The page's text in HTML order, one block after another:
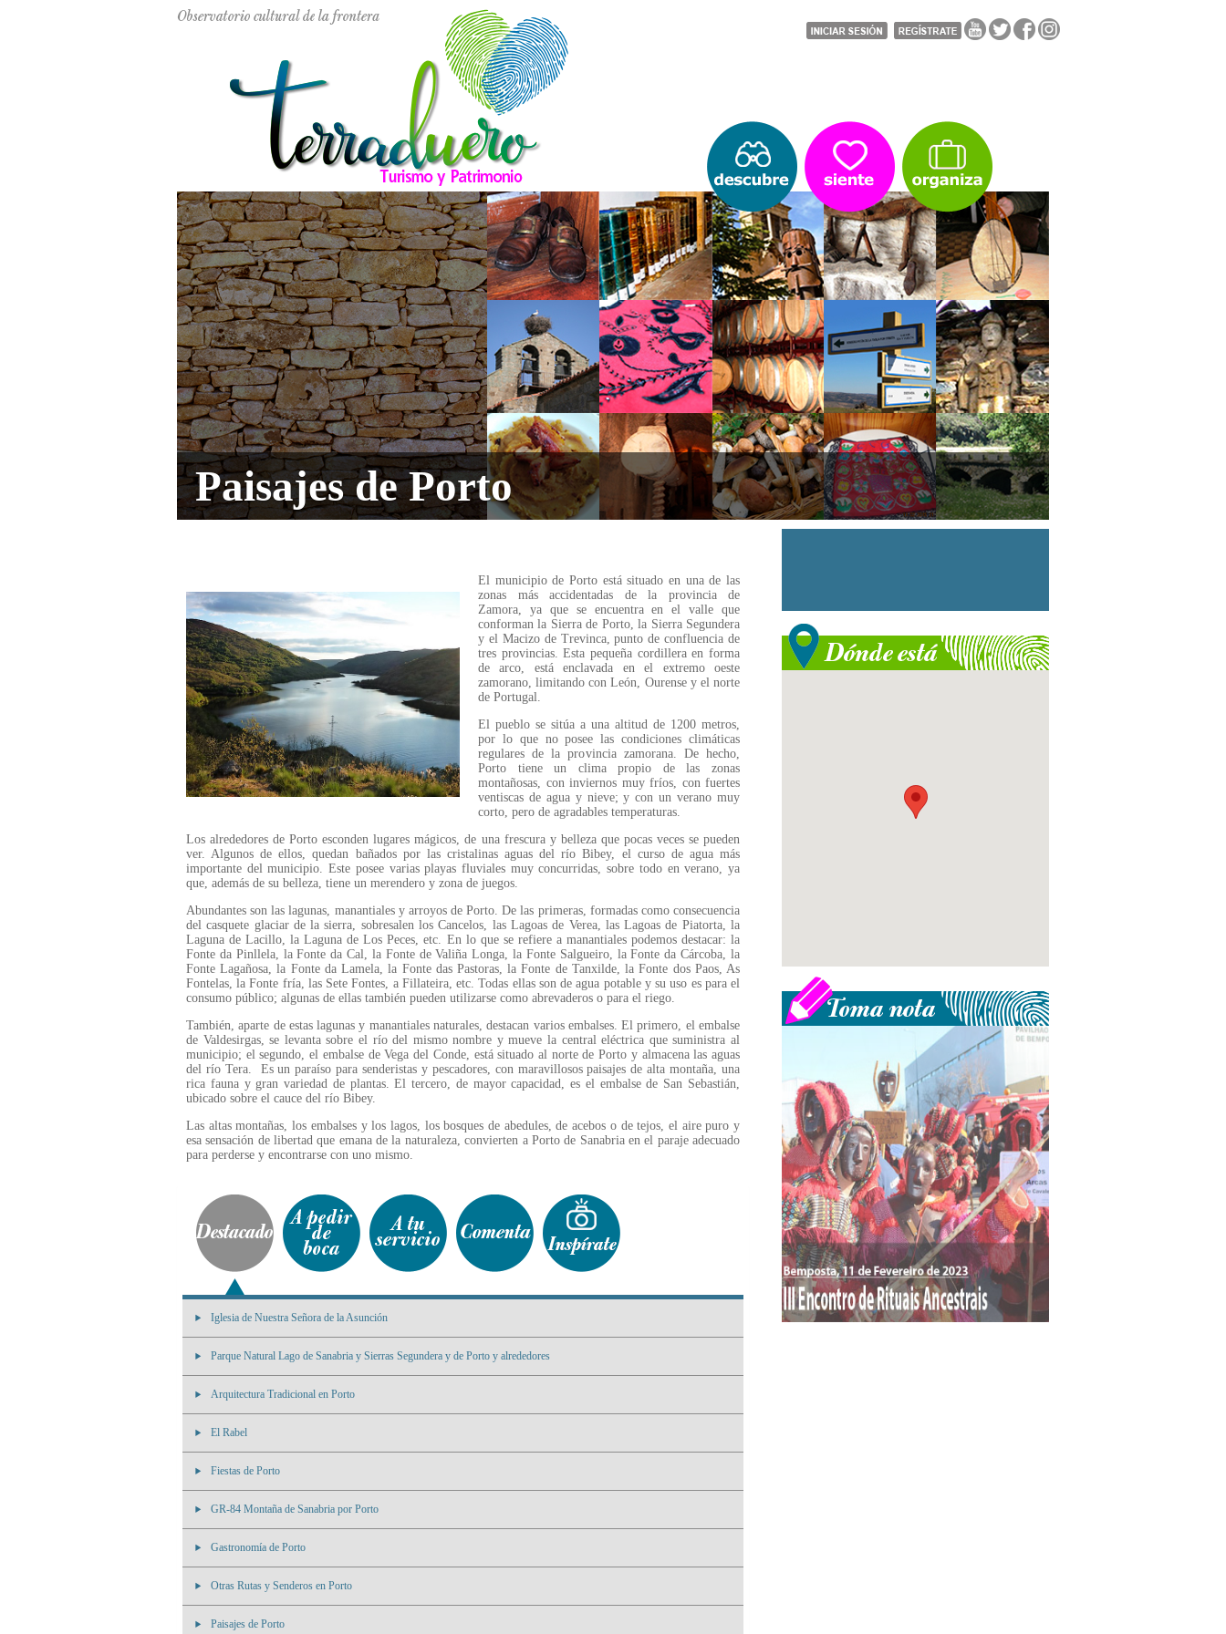
Paisajes de Porto
El municipio de Porto está situado en una de las
zonas más accidentadas de la provincia de
Zamora, ya que se encuentra en el valle que
conforman la Sierra de Porto, la Sierra Segundera
y el Macizo de Trevinca, punto de confluencia de
tres provincias. Esta pequeña cordillera en forma
de arco, está enclavada en el extremo oeste
zamorano, limitando con León, Ourense y el norte
de Portugal.
El pueblo se sitúa a una altitud de 1200 metros,
por lo que no posee las condiciones climáticas
regulares de la provincia zamorana. De hecho,
Porto tiene un clima propio de las zonas
montañosas, con inviernos muy fríos, con fuertes
ventiscas de agua y nieve; y con un verano muy
corto, pero de agradables temperaturas.
Los alrededores de Porto esconden lugares mágicos, de una frescura y belleza que pocas veces se pueden
ver. Algunos de ellos, quedan bañados por las cristalinas aguas del río Bibey, el curso de agua más
importante del municipio. Este posee varias playas fluviales muy concurridas, sobre todo en verano, ya
que, además de su belleza, tiene un merendero y zona de juegos.
Abundantes son las lagunas, manantiales y arroyos de Porto. De las primeras, formadas como consecuencia
del casquete glaciar de la sierra, sobresalen los Cancelos, las Lagoas de Verea, las Lagoas de Piatorta, la
Laguna de Lacillo, la Laguna de Los Peces, etc. En lo que se refiere a manantiales podemos destacar: la
Fonte da Pinllela, la Fonte da Cal, la Fonte de Valiña Longa, la Fonte Salgueiro, la Fonte da Cárcoba, la
Fonte Lagañosa, la Fonte da Lamela, la Fonte das Pastoras, la Fonte de Tanxilde, la Fonte dos Paos, As
Fontelas, la Fonte fría, las Sete Fontes, a Fillateira, etc. Todas ellas son de agua potable y su uso es para el
consumo público; algunas de ellas también pueden utilizarse como abrevaderos o para el riego.
También, aparte de estas lagunas y manantiales naturales, destacan varios embalses. El primero, el embalse
de Valdesirgas, se levanta sobre el río del mismo nombre y mueve la central eléctrica que suministra al
municipio; el segundo, el embalse de Vega del Conde, está situado al norte de Porto y almacena las aguas
del río Tera. Es un paraíso para senderistas y pescadores, con maravillosos paisajes de alta montaña, una
rica fauna y gran variedad de plantas. El tercero, de mayor capacidad, es el embalse de San Sebastián,
ubicado sobre el cauce del río Bibey.
Las altas montañas, los embalses y los lagos, los bosques de abedules, de acebos o de tejos, el aire puro y
esa sensación de libertad que emana de la naturaleza, convierten a Porto de Sanabria en el paraje adecuado
para perderse y encontrarse con uno mismo.
Iglesia de Nuestra Señora de la Asunción
Parque Natural Lago de Sanabria y Sierras Segundera y de Porto y alrededores
Arquitectura Tradicional en Porto
El Rabel
Fiestas de Porto
GR-84 Montaña de Sanabria por Porto
Gastronomía de Porto
Otras Rutas y Senderos en Porto
Paisajes de Porto